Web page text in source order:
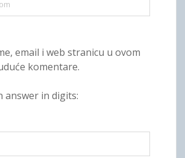
email i web stranicu u ovom
komentare.
answer in digits: